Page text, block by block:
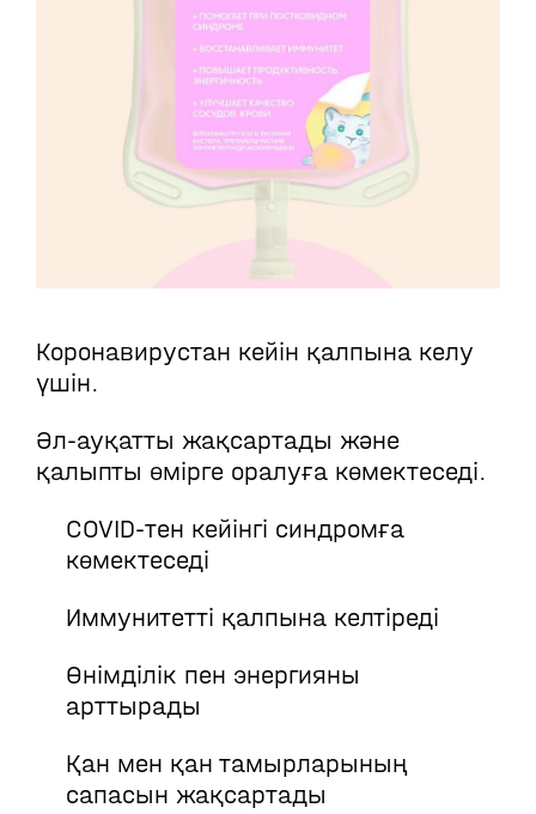
Коронавирустан кейін қалпына келу
үшін.
Әл-ауқатты жақсартады және
қалыпты өмірге оралуға көмектеседі.
COVID-тен кейінгі синдромға
көмектеседі
Иммунитетті қалпына келтіреді
Өнімділік пен энергияны
арттырады
Қан мен қан тамырларының
сапасын жақсартады